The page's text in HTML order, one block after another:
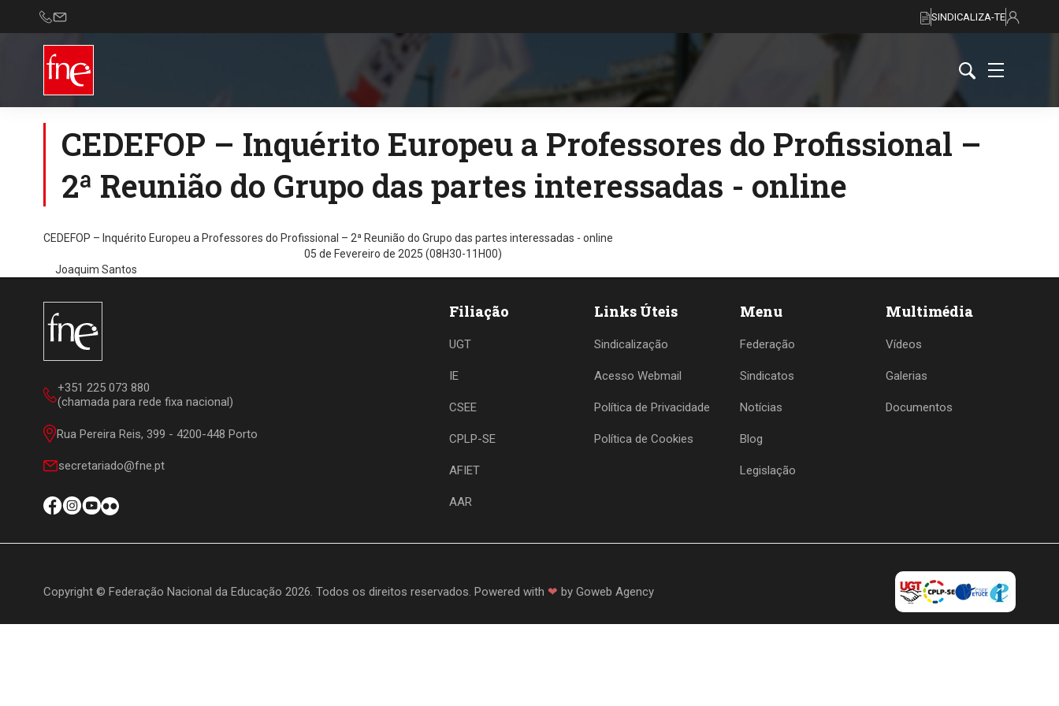
SINDICALIZA-TE
CEDEFOP – Inquérito Europeu a Professores do Profissional –
2ª Reunião do Grupo das partes interessadas - online
CEDEFOP – Inquérito Europeu a Professores do Profissional – 2ª Reunião do Grupo das partes interessadas - online
05 de Fevereiro de 2025 (08H30-11H00)
Joaquim Santos
+351 225 073 880
(chamada para rede fixa nacional)
Rua Pereira Reis, 399 - 4200-448 Porto
secretariado@fne.pt
Filiação
UGT
IE
CSEE
CPLP-SE
AFIET
AAR
Links Úteis
Sindicalização
Acesso Webmail
Política de Privacidade
Política de Cookies
Menu
Federação
Sindicatos
Notícias
Blog
Legislação
Multimédia
Vídeos
Galerias
Documentos
Copyright © Federação Nacional da Educação 2026. Todos os direitos reservados. Powered with ❤ by Goweb Agency